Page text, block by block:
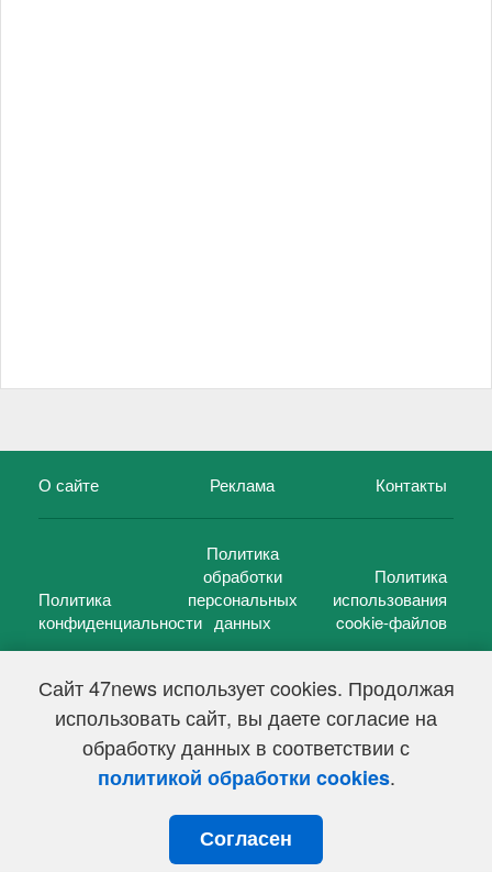
Сайт 47news использует cookies. Продолжая
использовать сайт, вы даете согласие на
обработку данных в соответствии с
политикой обработки cookies.
Согласен
О сайте Реклама Контакты
Политика
конфиденциальности
Политика
обработки
персональных
данных
Политика
использования
cookie-файлов
47 новостей (47 news)2005 — 2026 г.
Свидетельство о регистрации СМИ Эл № ФС 77-39848, выдано
Федеральной службой по надзору в сфере связи,
информационных технологий и массовых коммуникаций